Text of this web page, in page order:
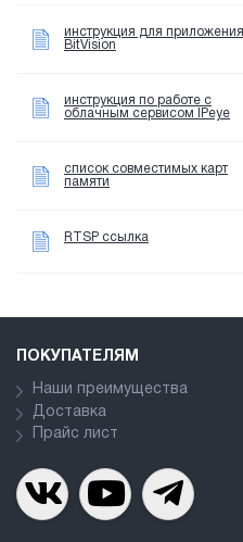
инструкция для приложения
BitVision
инструкция по работе с
облачным сервисом IPeye
список совместимых карт
памяти
RTSP ссылка
ПОКУПАТЕЛЯМ
Наши преимущества
Доставка
Прайс лист